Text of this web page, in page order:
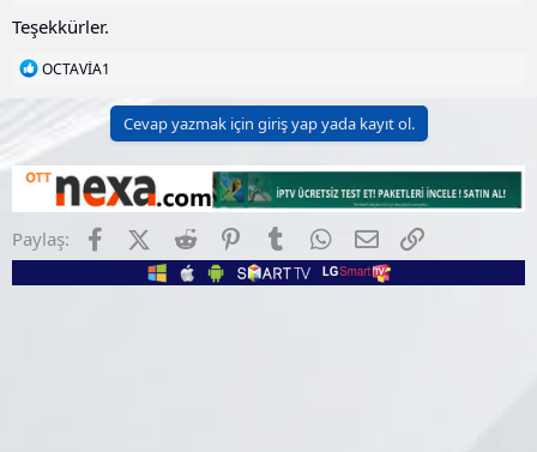
Teşekkürler.
T
l
e
OCTAVİA1
Cevap yazmak için giriş yap yada kayıt ol.
Paylaş: FacebookX (Twitter)
Reddit PinterestTumblr WhatsApp
E-posta